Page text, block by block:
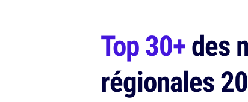
Top 30+des
régionales